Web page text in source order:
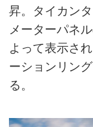
昇。タイカン
メーターパネ
よって表示さ
ーションリン
る。